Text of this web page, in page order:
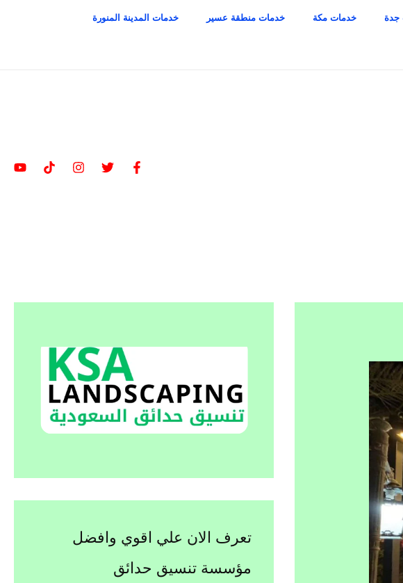
جدة خدمات مكة خدمات منطقة عسير خدمات المدينة المنورة
تعرف الان علي اقوي وافضل
مؤسسة تنسيق حدائق